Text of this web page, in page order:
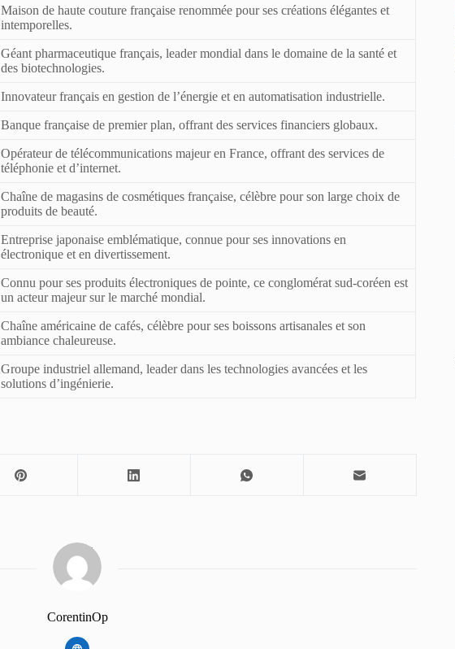
Maison de haute couture française renommée pour ses créations élégantes et
intemporelles.
Géant pharmaceutique français, leader mondial dans le domaine de la santé et
des biotechnologies.
Innovateur français en gestion de l’énergie et en automatisation industrielle.
Banque française de premier plan, offrant des services financiers globaux.
Opérateur de télécommunications majeur en France, offrant des services de
téléphonie et d’internet.
Chaîne de magasins de cosmétiques française, célèbre pour son large choix de
produits de beauté.
Entreprise japonaise emblématique, connue pour ses innovations en
électronique et en divertissement.
Connu pour ses produits électroniques de pointe, ce conglomérat sud-coréen est
un acteur majeur sur le marché mondial.
Chaîne américaine de cafés, célèbre pour ses boissons artisanales et son
ambiance chaleureuse.
Groupe industriel allemand, leader dans les technologies avancées et les
solutions d’ingénierie.
CorentinOp